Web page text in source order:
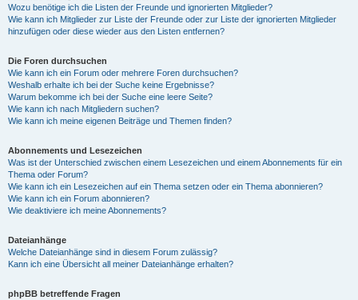
Wozu benötige ich die Listen der Freunde und ignorierten Mitglieder?
Wie kann ich Mitglieder zur Liste der Freunde oder zur Liste der ignorierten Mitglieder
hinzufügen oder diese wieder aus den Listen entfernen?
Die Foren durchsuchen
Wie kann ich ein Forum oder mehrere Foren durchsuchen?
Weshalb erhalte ich bei der Suche keine Ergebnisse?
Warum bekomme ich bei der Suche eine leere Seite?
Wie kann ich nach Mitgliedern suchen?
Wie kann ich meine eigenen Beiträge und Themen finden?
Abonnements und Lesezeichen
Was ist der Unterschied zwischen einem Lesezeichen und einem Abonnements für ein
Thema oder Forum?
Wie kann ich ein Lesezeichen auf ein Thema setzen oder ein Thema abonnieren?
Wie kann ich ein Forum abonnieren?
Wie deaktiviere ich meine Abonnements?
Dateianhänge
Welche Dateianhänge sind in diesem Forum zulässig?
Kann ich eine Übersicht all meiner Dateianhänge erhalten?
phpBB betreffende Fragen